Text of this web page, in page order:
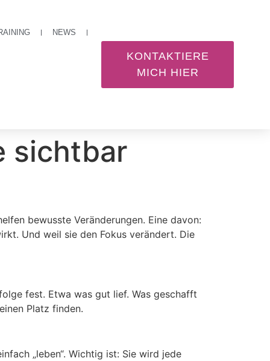
NEWS
KONTAKTIERE
MICH HIER
sichtbar
bewusste Veränderungen. Eine davon:
Und weil sie den Fokus verändert. Die
fest. Etwa was gut lief. Was geschafft
Platz finden.
„leben“. Wichtig ist: Sie wird jede